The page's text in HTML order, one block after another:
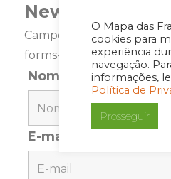
O Mapa das
cookies para
experiência
navegação.
informações,
Política de
Prosseguir
Newsletter
Campos marcados com
forms-req-symbol">*</
Nome
E-mail